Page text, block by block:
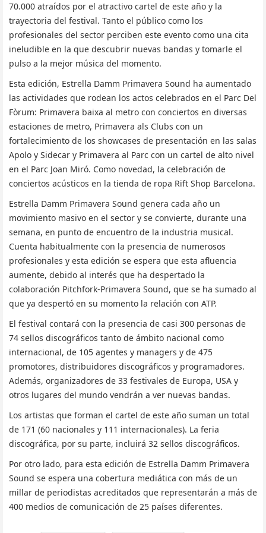
70.000 atraídos por el atractivo cartel de este año y la
trayectoria del festival. Tanto el público como los
profesionales del sector perciben este evento como una cita
ineludible en la que descubrir nuevas bandas y tomarle el
pulso a la mejor música del momento.
Esta edición, Estrella Damm Primavera Sound ha aumentado
las actividades que rodean los actos celebrados en el Parc Del
Fòrum: Primavera baixa al metro con conciertos en diversas
estaciones de metro, Primavera als Clubs con un
fortalecimiento de los showcases de presentación en las salas
Apolo y Sidecar y Primavera al Parc con un cartel de alto nivel
en el Parc Joan Miró. Como novedad, la celebración de
conciertos acústicos en la tienda de ropa Rift Shop Barcelona.
Estrella Damm Primavera Sound genera cada año un
movimiento masivo en el sector y se convierte, durante una
semana, en punto de encuentro de la industria musical.
Cuenta habitualmente con la presencia de numerosos
profesionales y esta edición se espera que esta afluencia
aumente, debido al interés que ha despertado la
colaboración Pitchfork-Primavera Sound, que se ha sumado al
que ya despertó en su momento la relación con ATP.
El festival contará con la presencia de casi 300 personas de
74 sellos discográficos tanto de ámbito nacional como
internacional, de 105 agentes y managers y de 475
promotores, distribuidores discográficos y programadores.
Además, organizadores de 33 festivales de Europa, USA y
otros lugares del mundo vendrán a ver nuevas bandas.
Los artistas que forman el cartel de este año suman un total
de 171 (60 nacionales y 111 internacionales). La feria
discográfica, por su parte, incluirá 32 sellos discográficos.
Por otro lado, para esta edición de Estrella Damm Primavera
Sound se espera una cobertura mediática con más de un
millar de periodistas acreditados que representarán a más de
400 medios de comunicación de 25 países diferentes.